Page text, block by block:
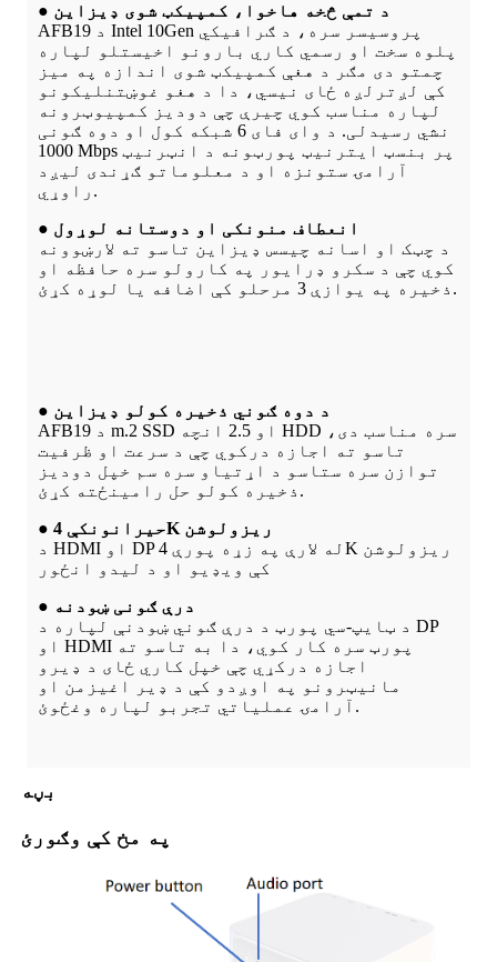
● د تمې څخه هاخوا، کمپیکټ شوی ډیزاین
AFB19 د Intel 10Gen پروسیسر سره، د ګرافیکي
پلوه سخت او رسمي کاري بارونو اخیستلو لپاره
چمتو دی مګر د هغې کمپیکټ شوی اندازه په میز
کې لږترلږه ځای نیسي، دا د هغو غوښتنلیکونو
لپاره مناسب کوي چیرې چې دودیز کمپیوټرونه
نشي رسیدلی. د وای فای 6 شبکه کول او دوه ګونی
1000 Mbps پر بنسټ ایترنیټ پورټونه د انټرنیټ
آرامۍ ستونزه او د معلوماتو ګړندی لیږد
راوړي.
● انعطاف منونکی او دوستانه لوړول
د چټک او اسانه چیسس ډیزاین تاسو ته لارښوونه
کوي چې د سکرو ډرایور په کارولو سره حافظه او
ذخیره په یوازې 3 مرحلو کې اضافه یا لوړه کړئ.
● د دوه ګوني ذخیره کولو ډیزاین
AFB19 د m.2 SSD او 2.5 انچه HDD سره مناسب دی،
تاسو ته اجازه درکوي چې د سرعت او ظرفیت
توازن سره ستاسو د اړتیاو سره سم خپل دودیز
ذخیره کولو حل رامینځته کړئ.
● حیرانونکې 4K ریزولوشن
د HDMI او DP له لارې په زړه پورې 4K ریزولوشن
کې ویډیو او د لیدو انځور
● درې ګونی ښودنه
د ټایپ-سي پورټ د درې ګوني ښودنې لپاره د DP
او HDMI پورټ سره کار کوي، دا به تاسو ته
اجازه درکړي چې خپل کاري ځای د ډیرو
مانیټرونو په اوږدو کې د ډیر اغیزمن او
آرامۍ عملیاتي تجربو لپاره وغځوئ.
بڼه
په مخ کې وګورئ